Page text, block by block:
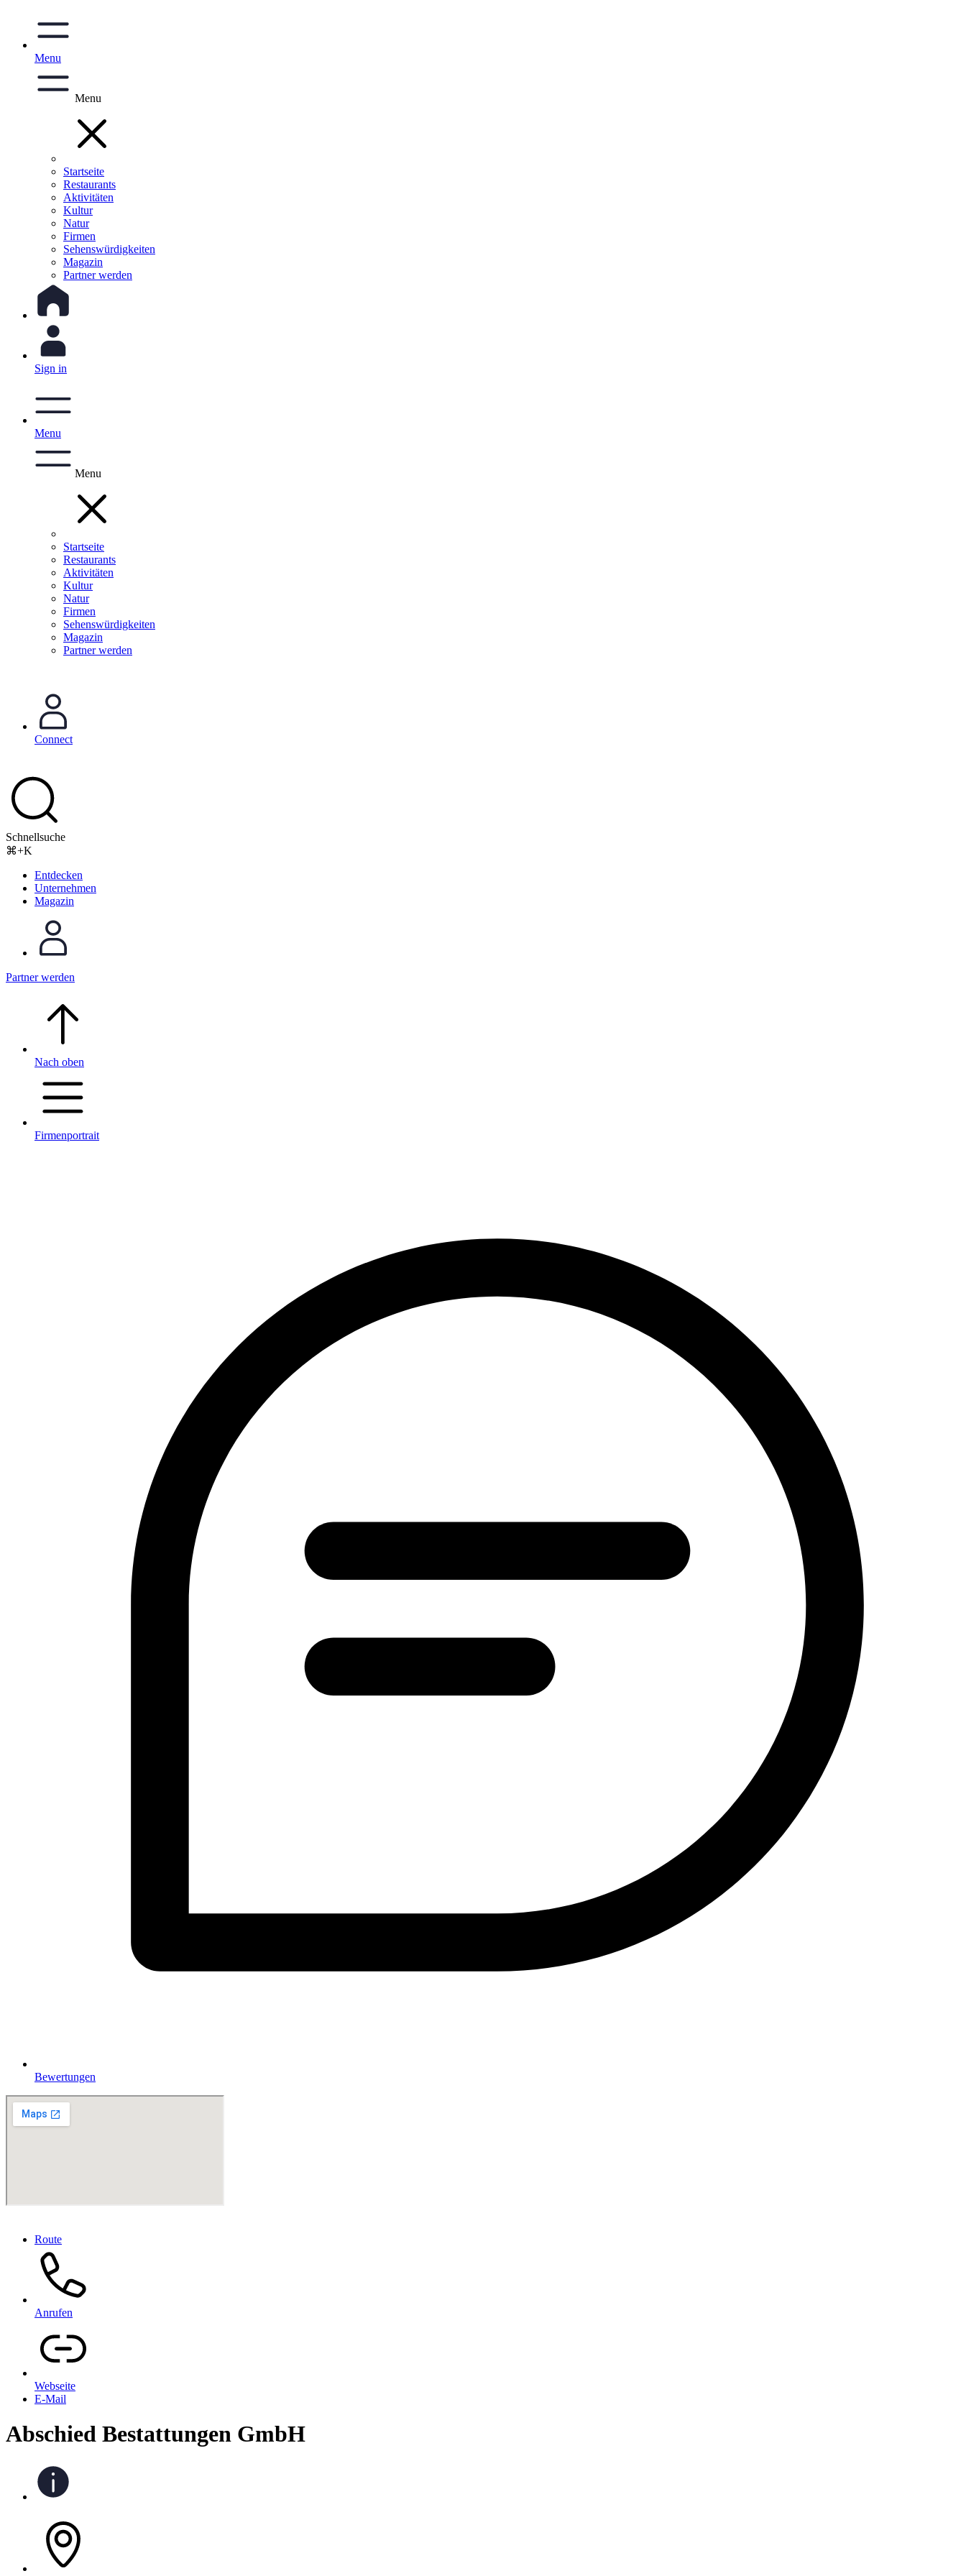
Menu
Menu
Startseite
Restaurants
Aktivitäten
Kultur
Natur
Firmen
Sehenswürdigkeiten
Magazin
Partner werden
Sign in
Menu
Menu
Startseite
Restaurants
Aktivitäten
Kultur
Natur
Firmen
Sehenswürdigkeiten
Magazin
Partner werden
Connect
Schnellsuche
⌘+K
Entdecken
Unternehmen
Magazin
Partner werden
Nach oben
Firmenportrait
Bewertungen
Route
Anrufen
Webseite
E-Mail
Abschied Bestattungen GmbH